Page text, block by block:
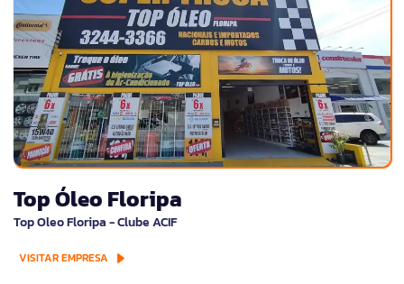
Top Óleo Floripa
Top Oleo Floripa - Clube ACIF
VISITAR EMPRESA